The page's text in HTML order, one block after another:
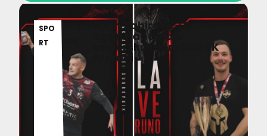
SPO
RT
Ajdin Zahirović i Bruno
Ugrin napuštaju
seniorsku momčad RK
Ardiaei